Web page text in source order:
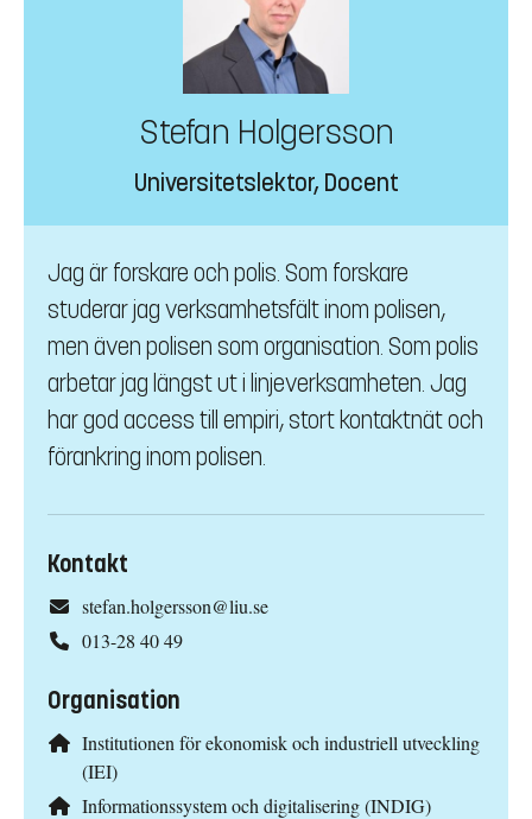
Stefan Holgersson
Universitetslektor, Docent
Jag är forskare och polis. Som forskare
studerar jag verksamhetsfält inom polisen,
men även polisen som organisation. Som polis
arbetar jag längst ut i linjeverksamheten. Jag
har god access till empiri, stort kontaktnät och
förankring inom polisen.
Kontakt
stefan.holgersson@liu.se
013-28 40 49
Organisation
Institutionen för ekonomisk och industriell utveckling
(IEI)
Informationssystem och digitalisering (INDIG)